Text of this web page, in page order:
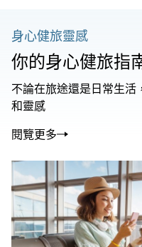
身心健旅靈感
你的身心健旅指
不論在旅途還是日常生活
和靈感
閱覽更多